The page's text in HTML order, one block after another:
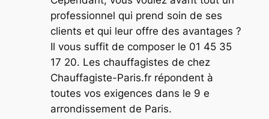
professionnel qui prend soin de ses
clients et qui leur offre des avantages ?
Il vous suffit de composer le 01 45 35
17 20. Les chauffagistes de chez
Chauffagiste-Paris.fr répondent à
toutes vos exigences dans le 9 e
arrondissement de Paris.